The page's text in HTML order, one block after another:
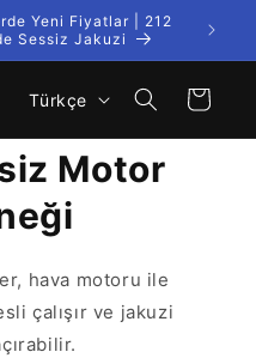
Yeni Fiyatlar | 212
Sessiz Jakuzi
D
l
Türkçe Sepet
Motor
hava motoru ile
çalışır ve jakuzi